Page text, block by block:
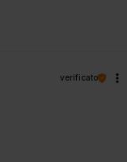
verificato